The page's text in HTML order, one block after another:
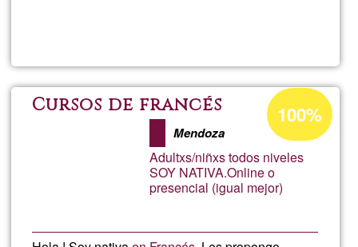
Rosa
Cursos de francés
Mendoza
Adultxs/niñxs todos niveles
SOY NATIVA.Online o
presencial (igual mejor)
Ğ1ean
onartzen
den
ehunekoa
100%